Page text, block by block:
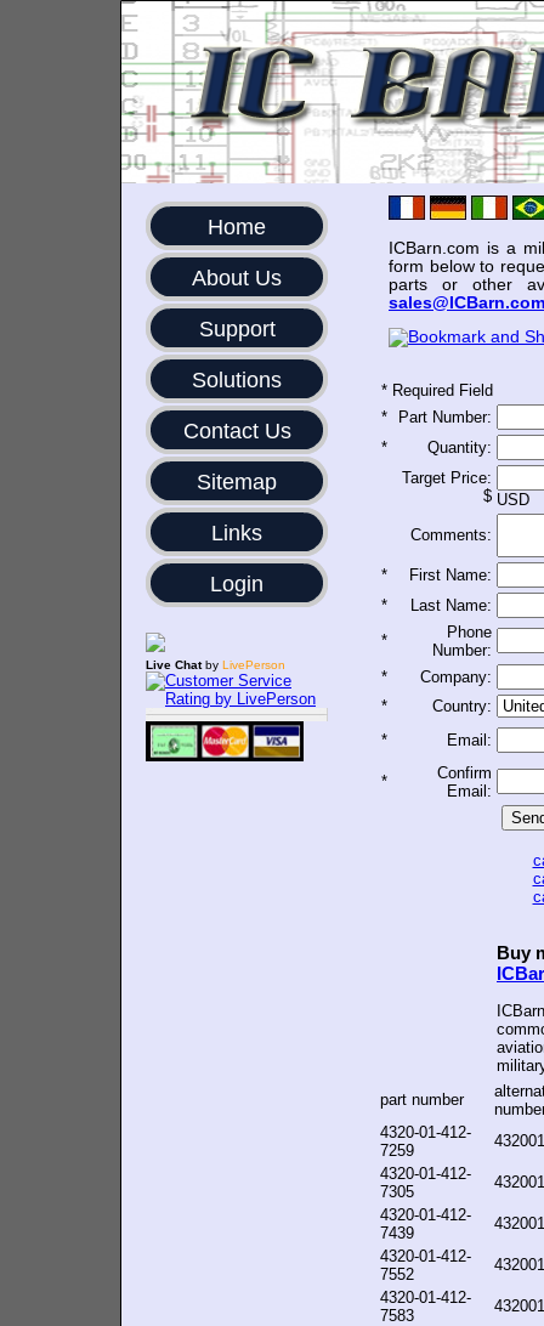
Home
About Us
Support
Solutions
Contact Us
Sitemap
Links
Login
Live Chatby LivePerson
ICBarn.com is a
form below to
parts or other
sales@ICBarn.com
* Required Field
*
Part Number:
*
Quantity:
Target Price:
$ USD
Comments:
*
First Name:
*
Last Name:
*
Phone
Number:
*
Company:
*
Country:
*
Email:
*
Confirm
Email:
Buy
part number
4320-01-412-
7259
4320-01-412-
7305
4320-01-412-
7439
4320-01-412-
7552
4320-01-412-
7583